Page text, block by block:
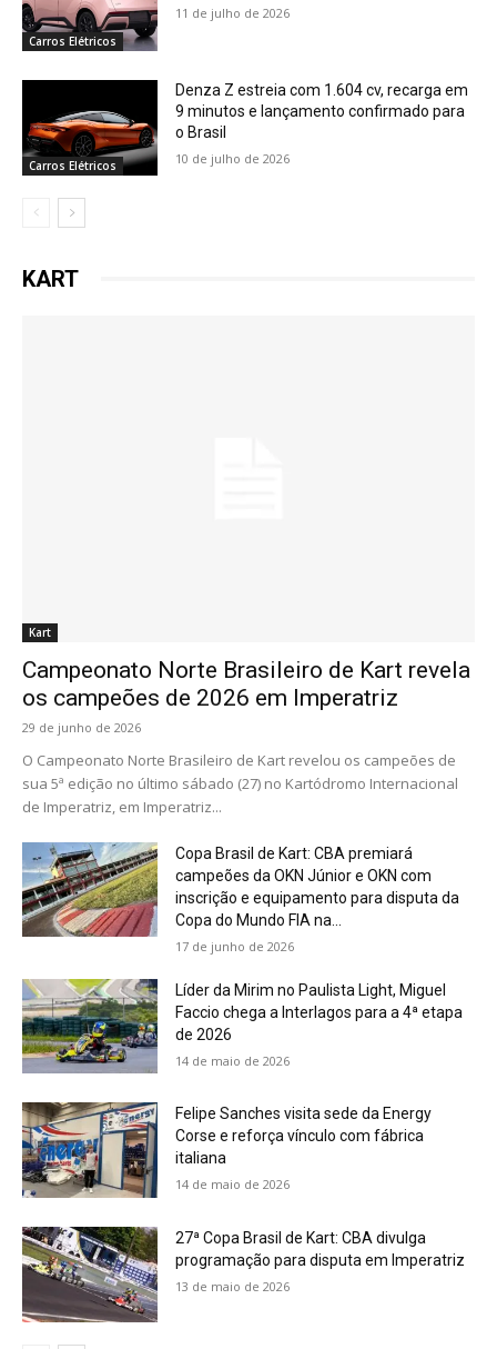
Carros Elétricos
11 de julho de 2026
Carros Elétricos
Denza Z estreia com 1.604 cv, recarga em
9 minutos e lançamento confirmado para
o Brasil
10 de julho de 2026
KART
Kart
Campeonato Norte Brasileiro de Kart revela
os campeões de 2026 em Imperatriz
29 de junho de 2026
O Campeonato Norte Brasileiro de Kart revelou os campeões de
sua 5ª edição no último sábado (27) no Kartódromo Internacional
de Imperatriz, em Imperatriz...
Copa Brasil de Kart: CBA premiará
campeões da OKN Júnior e OKN com
inscrição e equipamento para disputa da
Copa do Mundo FIA na...
17 de junho de 2026
Líder da Mirim no Paulista Light, Miguel
Faccio chega a Interlagos para a 4ª etapa
de 2026
14 de maio de 2026
Felipe Sanches visita sede da Energy
Corse e reforça vínculo com fábrica
italiana
14 de maio de 2026
27ª Copa Brasil de Kart: CBA divulga
programação para disputa em Imperatriz
13 de maio de 2026